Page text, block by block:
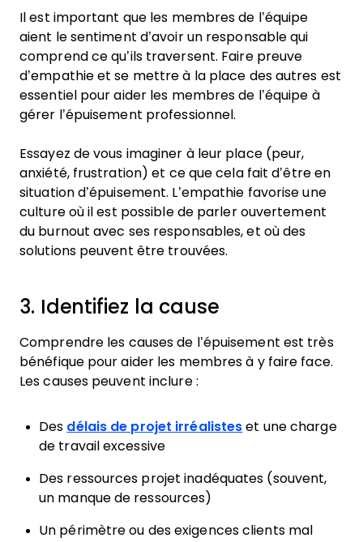
Il est important que les membres de l’équipe
aient le sentiment d’avoir un responsable qui
comprend ce qu’ils traversent. Faire preuve
d’empathie et se mettre à la place des autres est
essentiel pour aider les membres de l’équipe à
gérer l’épuisement professionnel.
Essayez de vous imaginer à leur place (peur,
anxiété, frustration) et ce que cela fait d’être en
situation d’épuisement. L’empathie favorise une
culture où il est possible de parler ouvertement
du burnout avec ses responsables, et où des
solutions peuvent être trouvées.
3. Identifiez la cause
Comprendre les causes de l’épuisement est très
bénéfique pour aider les membres à y faire face.
Les causes peuvent inclure :
Des délais de projet irréalistes et une charge
de travail excessive
Des ressources projet inadéquates (souvent,
un manque de ressources)
Un périmètre ou des exigences clients mal